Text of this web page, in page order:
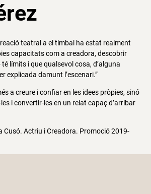
teatral a el timbal ha estat realment
capacitats com a creadora, descobrir
límits i que qualsevol cosa, d’alguna
explicada damunt l’escenari.”
a creure i confiar en les idees pròpies, sinó
i convertir-les en un relat capaç d’arribar
Cusó. Actriu i Creadora. Promoció 2019-